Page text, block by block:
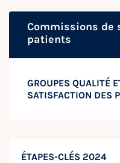
ÉTAPES-CLÉS 2024
Commissions
patients
GROUPES QUALITÉ
SATISFACTION DES